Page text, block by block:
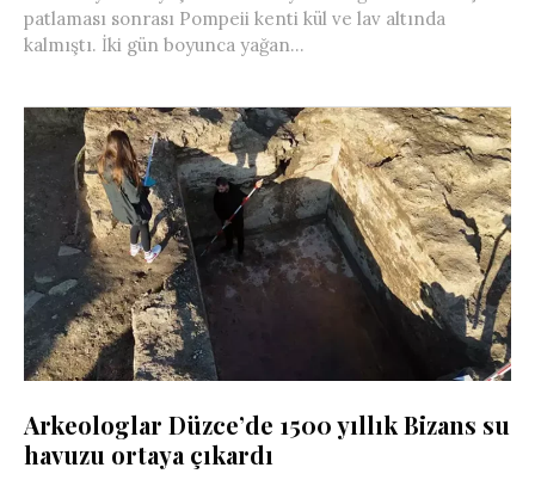
patlaması sonrası Pompeii kenti kül ve lav altında
kalmıştı. İki gün boyunca yağan...
Arkeologlar Düzce’de 1500 yıllık Bizans su
havuzu ortaya çıkardı